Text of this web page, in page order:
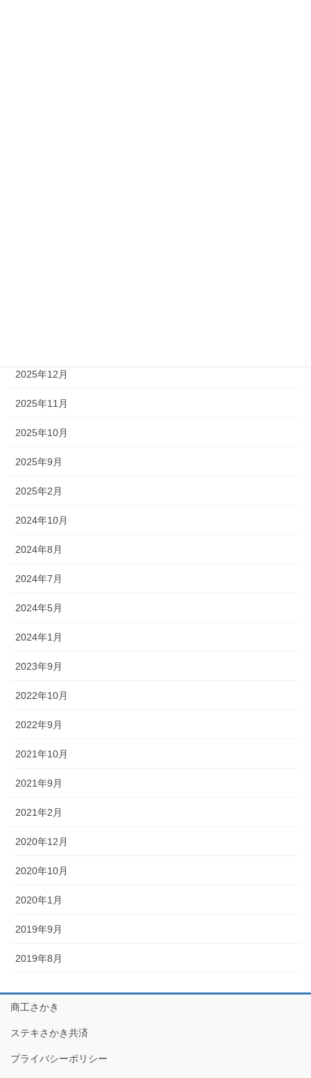
2025年12月
2025年11月
2025年10月
2025年9月
2025年2月
2024年10月
2024年8月
2024年7月
2024年5月
2024年1月
2023年9月
2022年10月
2022年9月
2021年10月
2021年9月
2021年2月
2020年12月
2020年10月
2020年1月
2019年9月
2019年8月
商工さかき
ステキさかき共済
プライバシーポリシー